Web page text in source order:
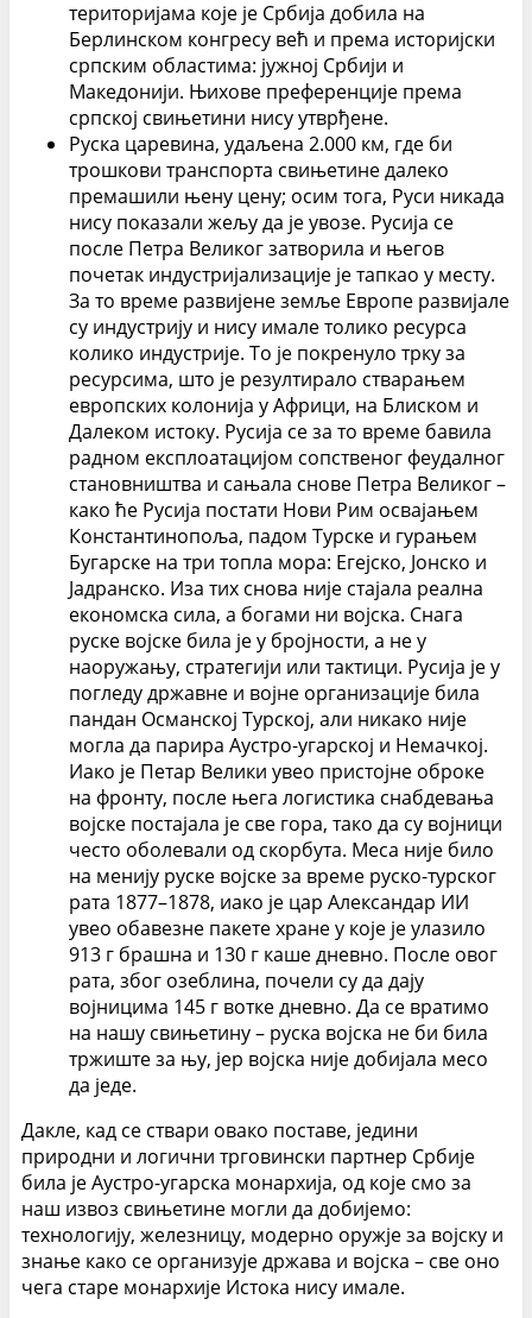
територијама које је Србија добила на
Берлинском конгресу већ и према историјски
српским областима: јужној Србији и
Македонији. Њихове преференције према
српској свињетини нису утврђене.
Руска царевина, удаљена 2.000 км, где би
трошкови транспорта свињетине далеко
премашили њену цену; осим тога, Руси никада
нису показали жељу да је увозе. Русија се
после Петра Великог затворила и његов
почетак индустријализације је тапкао у месту.
За то време развијене земље Европе развијале
су индустрију и нису имале толико ресурса
колико индустрије. То је покренуло трку за
ресурсима, што је резултирало стварањем
европских колонија у Африци, на Блиском и
Далеком истоку. Русија се за то време бавила
радном експлоатацијом сопственог феудалног
становништва и сањала снове Петра Великог –
како ће Русија постати Нови Рим освајањем
Константинопоља, падом Турске и гурањем
Бугарске на три топла мора: Егејско, Јонско и
Јадранско. Иза тих снова није стајала реална
економска сила, а богами ни војска. Снага
руске војске била је у бројности, а не у
наоружању, стратегији или тактици. Русија је у
погледу државне и војне организације била
пандан Османској Турској, али никако није
могла да парира Аустро-угарској и Немачкој.
Иако је Петар Велики увео пристојне оброке
на фронту, после њега логистика снабдевања
војске постајала је све гора, тако да су војници
често оболевали од скорбута. Меса није било
на менију руске војске за време руско-турског
рата 1877–1878, иако је цар Александар ИИ
увео обавезне пакете хране у које је улазило
913 г брашна и 130 г каше дневно. После овог
рата, због озеблина, почели су да дају
војницима 145 г вотке дневно. Да се вратимо
на нашу свињетину – руска војска не би била
тржиште за њу, јер војска није добијала месо
да једе.
Дакле, кад се ствари овако поставе, једини
природни и логични трговински партнер Србије
била је Аустро-угарска монархија, од које смо за
наш извоз свињетине могли да добијемо:
технологију, железницу, модерно оружје за војску и
знање како се организује држава и војска – све оно
чега старе монархије Истока нису имале.